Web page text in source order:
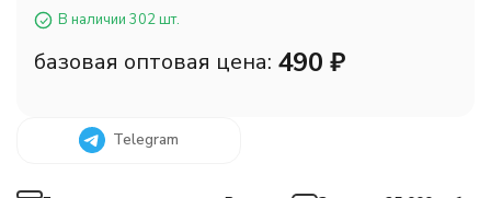
В наличии 302 шт.
базовая оптовая цена: 490 ₽
Telegram